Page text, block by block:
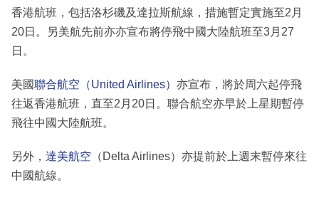
香港航班，包括洛杉磯及達拉斯航線，措施暫定實施至2月
20日。另美航先前亦亦宣布將停飛中國大陸航班至3月27
日。
美國聯合航空（United Airlines） 亦宣布，將於周六起停飛
往返香港航班，直至2月20日。聯合航空亦早於上星期暫停
飛往中國大陸航班。
另外， 達美航空 （Delta Airlines）亦提前於上週末暫停來往
中國航線。